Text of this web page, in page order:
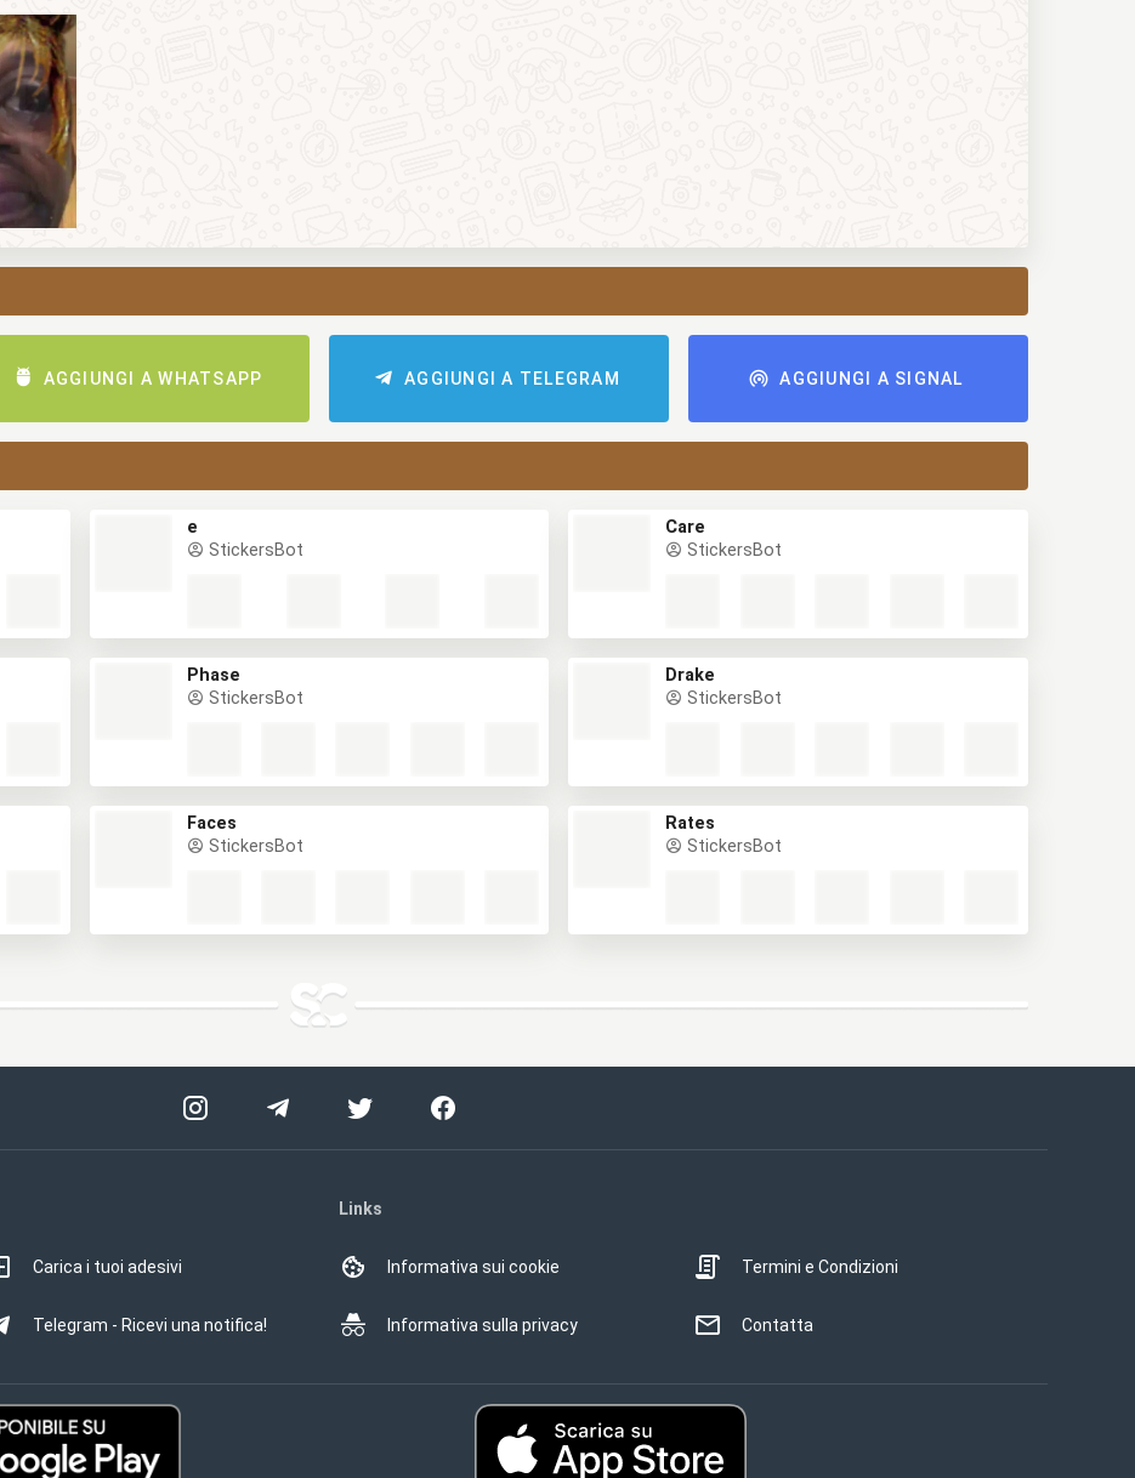
AGGIUNGI A WHATSAPP AGGIUNGI A TELEGRAM AGGIUNGI A SIGNAL
e
StickersBot
Care
StickersBot
Phase
StickersBot
Drake
StickersBot
Faces
StickersBot
Rates
StickersBot
Carica i tuoi adesivi
Telegram - Ricevi una notifica!
Links
Informativa sui cookie
Informativa sulla privacy
Termini e Condizioni
Contatta